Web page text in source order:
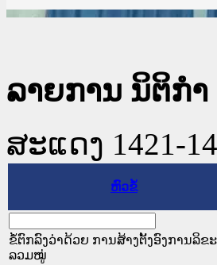
ລາຍການ ນິຕິກໍາ
ສະແດງ 1421-
ຫົວຂໍ້
ຂໍ້ຕົກລົງວ່າດ້ວຍ ການສ້າງຕັ້ງອົງການລິຂ
ລວມໝູ່